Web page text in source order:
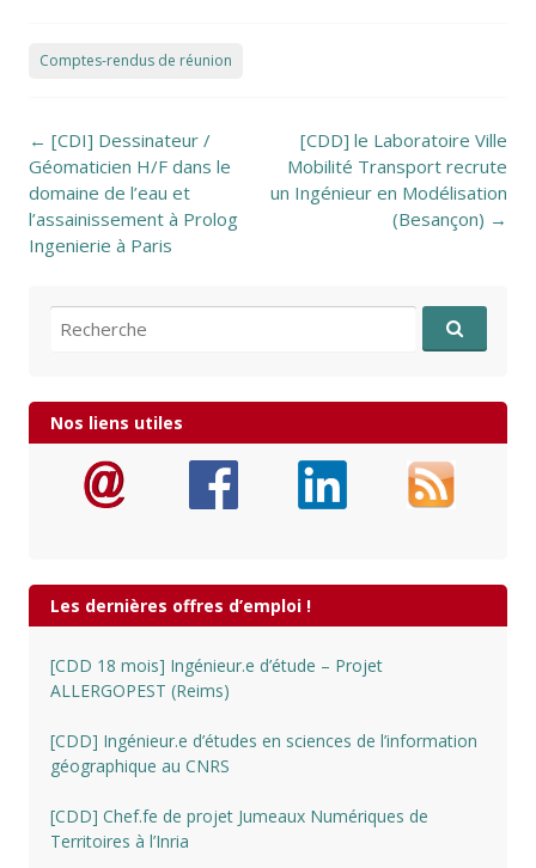
Comptes-rendus de réunion
Post navigation
← [CDI] Dessinateur /
Géomaticien H/F dans le
domaine de l’eau et
l’assainissement à Prolog
Ingenierie à Paris
[CDD] le Laboratoire Ville
Mobilité Transport recrute
un Ingénieur en Modélisation
(Besançon) →
Recherche pour:
Nos liens utiles
Les dernières offres d’emploi !
[CDD 18 mois] Ingénieur.e d’étude – Projet
ALLERGOPEST (Reims)
[CDD] Ingénieur.e d’études en sciences de l’information
géographique au CNRS
[CDD] Chef.fe de projet Jumeaux Numériques de
Territoires à l’Inria